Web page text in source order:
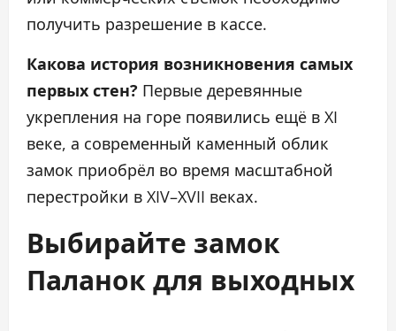
получить разрешение в кассе.
Какова история возникновения самых
первых стен? Первые деревянные
укрепления на горе появились ещё в XI
веке, а современный каменный облик
замок приобрёл во время масштабной
перестройки в XIV–XVII веках.
Выбирайте замок
Паланок для выходных